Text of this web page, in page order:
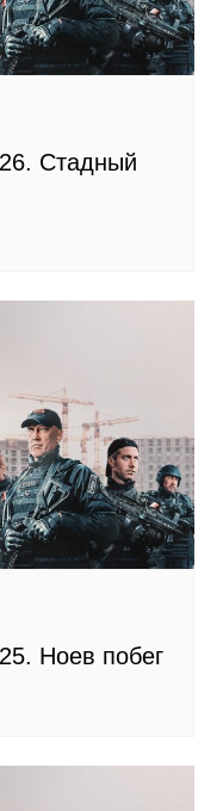
Стадный
Ноев побег